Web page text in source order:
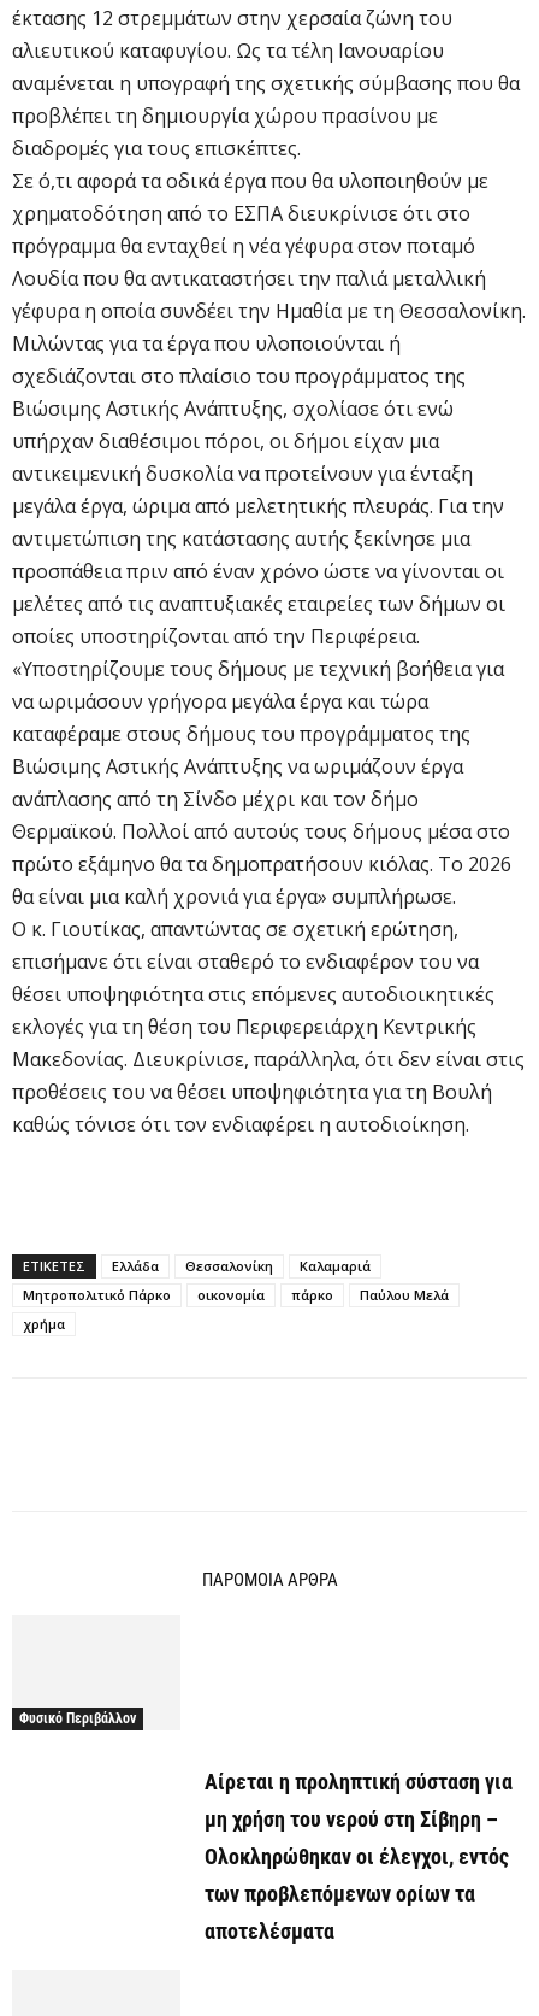
έκτασης 12 στρεμμάτων στην χερσαία ζώνη του
αλιευτικού καταφυγίου. Ως τα τέλη Ιανουαρίου
αναμένεται η υπογραφή της σχετικής σύμβασης που θα
προβλέπει τη δημιουργία χώρου πρασίνου με
διαδρομές για τους επισκέπτες.
Σε ό,τι αφορά τα οδικά έργα που θα υλοποιηθούν με
χρηματοδότηση από το ΕΣΠΑ διευκρίνισε ότι στο
πρόγραμμα θα ενταχθεί η νέα γέφυρα στον ποταμό
Λουδία που θα αντικαταστήσει την παλιά μεταλλική
γέφυρα η οποία συνδέει την Ημαθία με τη Θεσσαλονίκη.
Μιλώντας για τα έργα που υλοποιούνται ή
σχεδιάζονται στο πλαίσιο του προγράμματος της
Βιώσιμης Αστικής Ανάπτυξης, σχολίασε ότι ενώ
υπήρχαν διαθέσιμοι πόροι, οι δήμοι είχαν μια
αντικειμενική δυσκολία να προτείνουν για ένταξη
μεγάλα έργα, ώριμα από μελετητικής πλευράς. Για την
αντιμετώπιση της κατάστασης αυτής ξεκίνησε μια
προσπάθεια πριν από έναν χρόνο ώστε να γίνονται οι
μελέτες από τις αναπτυξιακές εταιρείες των δήμων οι
οποίες υποστηρίζονται από την Περιφέρεια.
«Υποστηρίζουμε τους δήμους με τεχνική βοήθεια για
να ωριμάσουν γρήγορα μεγάλα έργα και τώρα
καταφέραμε στους δήμους του προγράμματος της
Βιώσιμης Αστικής Ανάπτυξης να ωριμάζουν έργα
ανάπλασης από τη Σίνδο μέχρι και τον δήμο
Θερμαϊκού. Πολλοί από αυτούς τους δήμους μέσα στο
πρώτο εξάμηνο θα τα δημοπρατήσουν κιόλας. Το 2026
θα είναι μια καλή χρονιά για έργα» συμπλήρωσε.
Ο κ. Γιουτίκας, απαντώντας σε σχετική ερώτηση,
επισήμανε ότι είναι σταθερό το ενδιαφέρον του να
θέσει υποψηφιότητα στις επόμενες αυτοδιοικητικές
εκλογές για τη θέση του Περιφερειάρχη Κεντρικής
Μακεδονίας. Διευκρίνισε, παράλληλα, ότι δεν είναι στις
προθέσεις του να θέσει υποψηφιότητα για τη Βουλή
καθώς τόνισε ότι τον ενδιαφέρει η αυτοδιοίκηση.
ΕΤΙΚΕΤΕΣ Ελλάδα Θεσσαλονίκη
Καλαμαριά
Μητροπολιτικό Πάρκο
οικονομία πάρκο
Παύλου Μελά
χρήμα
ΠΑΡΟΜΟΙΑ ΑΡΘΡΑ
Φυσικό Περιβάλλον
Αίρεται η προληπτική σύσταση για
μη χρήση του νερού στη Σίβηρη –
Ολοκληρώθηκαν οι έλεγχοι, εντός
των προβλεπόμενων ορίων τα
αποτελέσματα